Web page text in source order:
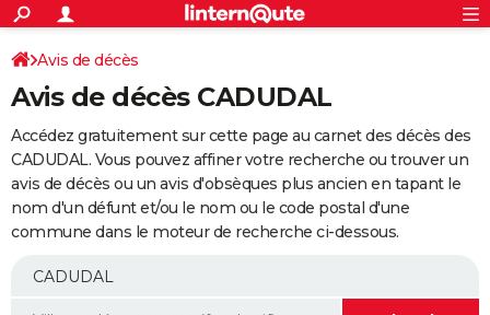
ACTUALITÉS
Politique
Société
Faits Divers
Education
Monde
Villes
+
SPORT
Coupe du monde 2026
Football
Tennis
Cyclisme
Rugby
Forum
Programme TV
TNT
Streaming
Cinéma
Sorties cinéma
Musique
+
FINANCE
Retraite
Epargne
Immobilier
Risques naturels par ville
Banque
Assurance
AUTO
Essais
Réserver un essai
Citadines
Berlines
SUV
Forum auto
+
Mobiles
Meilleur smartphone
Internet
Ordinateurs
Jeux vidéo
Guide high-tech
Avis de décès
Avis de décès CADUDAL
Accédez gratuitement sur cette page au carnet des décès des
CADUDAL. Vous pouvez affiner votre recherche ou trouver un
avis de décès ou un avis d'obsèques plus ancien en tapant le
nom d'un défunt et/ou le nom ou le code postal d'une
commune dans le moteur de recherche ci-dessous.